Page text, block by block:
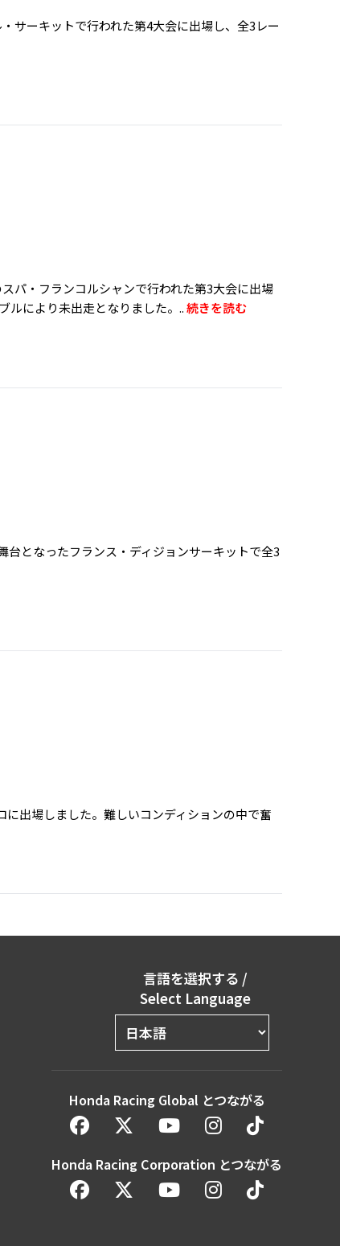
サーキットで行われた第4大会に出場し、全3レー
パ・フランコルシャンで行われた第3大会に出場
ルにより未出走となりました。..続きを読む
となったフランス・ディジョンサーキットで全3
出場しました。難しいコンディションの中で奮
言語を選択する /
Select Language
Honda Racing Global とつながる
Honda Racing Corporation とつながる